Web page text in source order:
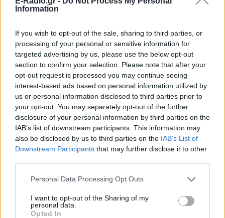
Information
If you wish to opt-out of the sale, sharing to third parties, or
processing of your personal or sensitive information for
targeted advertising by us, please use the below opt-out
section to confirm your selection. Please note that after your
opt-out request is processed you may continue seeing
interest-based ads based on personal information utilized by
us or personal information disclosed to third parties prior to
your opt-out. You may separately opt-out of the further
disclosure of your personal information by third parties on the
IAB’s list of downstream participants. This information may
also be disclosed by us to third parties on the IAB’s List of
Downstream Participants that may further disclose it to other
Personal Data Processing Opt Outs
I want to opt-out of the Sharing of my
personal data.
Opted In
ΔΕΙΤΕ ΕΠΙΣΗΣ
ΣΤΗΝ ΙΔΙΑ ΚΑΤΗΓΟΡΙΑ
Οι κρυμμένες λίμνες της
Εύβοιας ‑ Εγκαταλελειμμένα
ορυχεία μετατράπηκαν σε
«παράδεισο»
Στη Βόρεια Εύβοια, κοντά στο Μαντούδι